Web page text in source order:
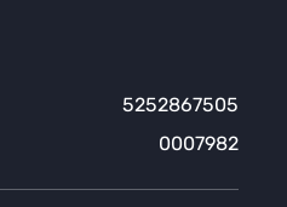
5252867505
0007982